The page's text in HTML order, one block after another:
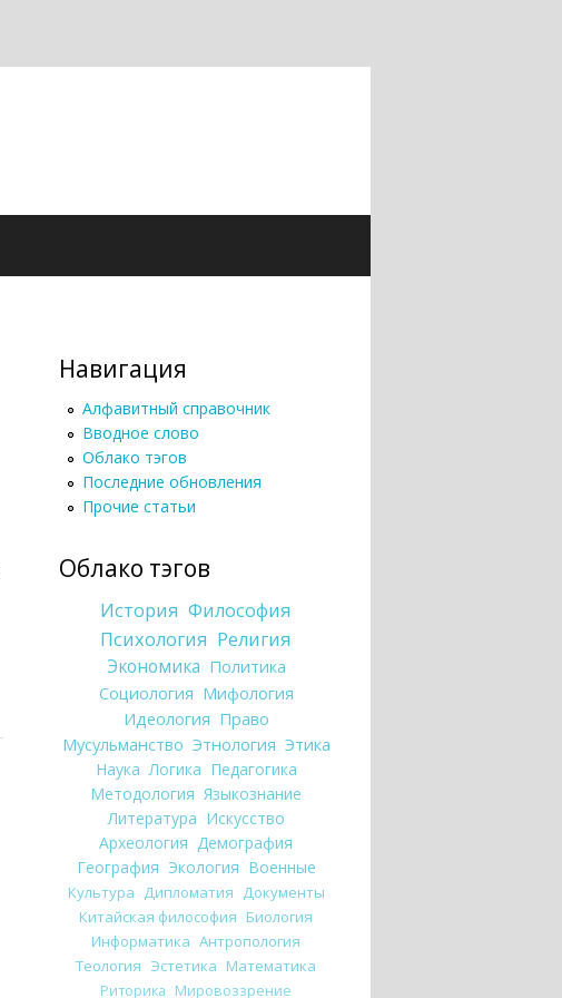
Навигация
Алфавитный справочник
Вводное слово
Облако тэгов
Последние обновления
Прочие статьи
Облако тэгов
История Философия
Психология Религия
Экономика Политика
Социология Мифология
Идеология Право
Мусульманство Этнология Этика
Наука Логика Педагогика
Методология Языкознание
Литература Искусство
Археология Демография
География Экология Военные
Культура Дипломатия Документы
Китайская философия Биология
Информатика Антропология
Теология Эстетика Математика
Риторика Мировоззрение